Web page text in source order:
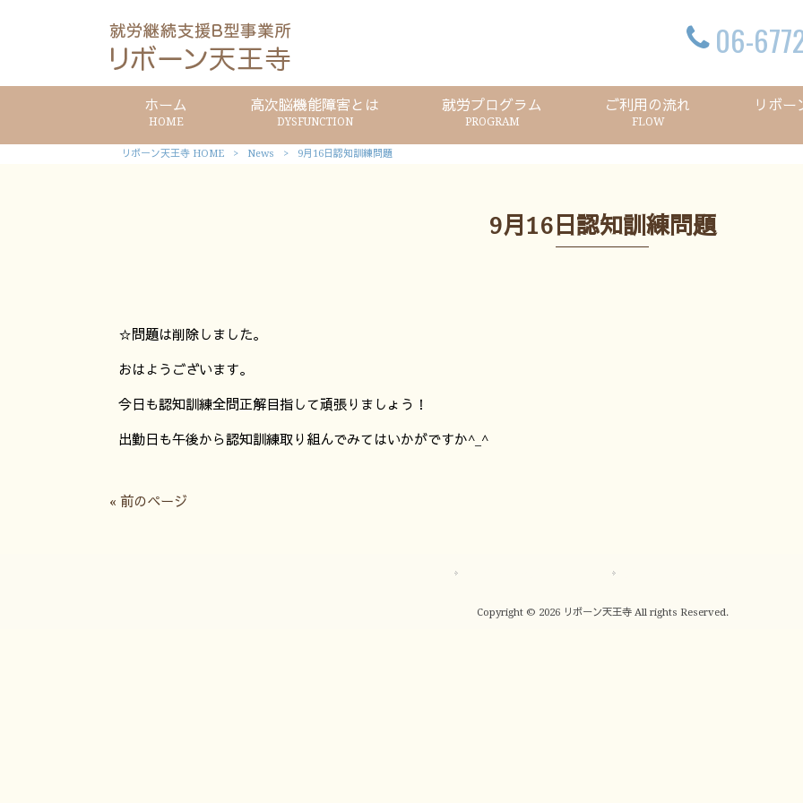
06-
ホーム
HOME
高次脳機能障害とは
DYSFUNCTION
就労プログラム
PROGRAM
ご利用の流れ
FLOW
リボー
リボーン天王寺 HOME > News > 9月16日認知訓練問題
9月16日認知訓練問題
☆問題は削除しました。
おはようございます。
今日も認知訓練全問正解目指して頑張りましょう！
出勤日も午後から認知訓練取り組んでみてはいかがですか^_^
« 前のページ
Copyright © 2026 リボーン天王寺 All rights Reserved.